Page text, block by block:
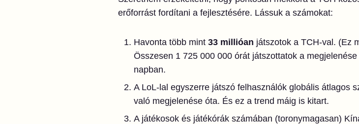
erőforrást fordítani a fejlesztésére. Lássuk a számokat:
Havonta több mint 33 millióan játszotok a TCH-val. (Ez
Összesen 1 725 000 000 órát játszottatok a
napban.
A LoL-lal egyszerre játszó felhasználók globális átlagos
való megjelenése óta. És ez a trend máig is kitart.
A játékosok és játékórák számában (toronymagasan)